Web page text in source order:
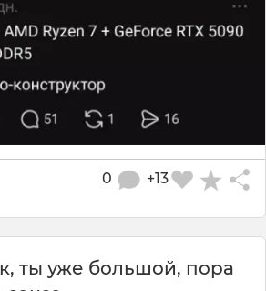
+13
0
ты уже большой, пора